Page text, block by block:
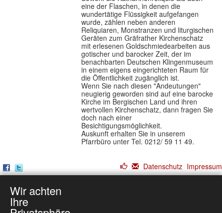
eine der Flaschen, in denen die
wundertätige Flüssigkeit aufgefangen
wurde, zählen neben anderen
Reliquiaren, Monstranzen und liturgischen
Geräten zum Gräfrather Kirchenschatz
mit erlesenen Goldschmiedearbeiten aus
gotischer und barocker Zeit, der im
benachbarten Deutschen Klingenmuseum
in einem eigens eingerichteten Raum für
die Öffentlichkeit zugänglich ist.
Wenn Sie nach diesen "Andeutungen"
neugierig geworden sind auf eine barocke
Kirche im Bergischen Land und ihren
wertvollen Kirchenschatz, dann fragen Sie
doch nach einer
Besichtigungsmöglichkeit.
Auskunft erhalten Sie in unserem
Pfarrbüro unter Tel. 0212/ 59 11 49.
Datenschutz Impressum
Wir achten
Ihre